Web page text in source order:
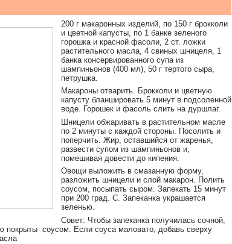
200 г макаронных изделий, по 150 г брокколи
и цветной капусты, по 1 банке зеленого
горошка и красной фасоли, 2 ст. ложки
растительного масла, 4 свиных шницеля, 1
банка консервированного супа из
шампиньонов (400 мл), 50 г тертого сыра,
петрушка.
Макароны отварить. Брокколи и цветную
капусту бланшировать 5 минут в подсоленной
воде. Горошек и фасоль слить на дуршлаг.
Шницели обжаривать в растительном масле
по 2 минуты с каждой стороны. Посолить и
поперчить. Жир, оставшийся от жаренья,
развести супом из шампиньонов и,
помешивая довести до кипения.
Овощи выложить в смазанную форму,
разложить шницели и слой макарон. Полить
соусом, посыпать сыром. Запекать 15 минут
при 200 град. С. Запеканка украшается
зеленью.
Совет: Чтобы запеканка получилась сочной,
покрыты соусом. Если соуса маловато, добавь сверху